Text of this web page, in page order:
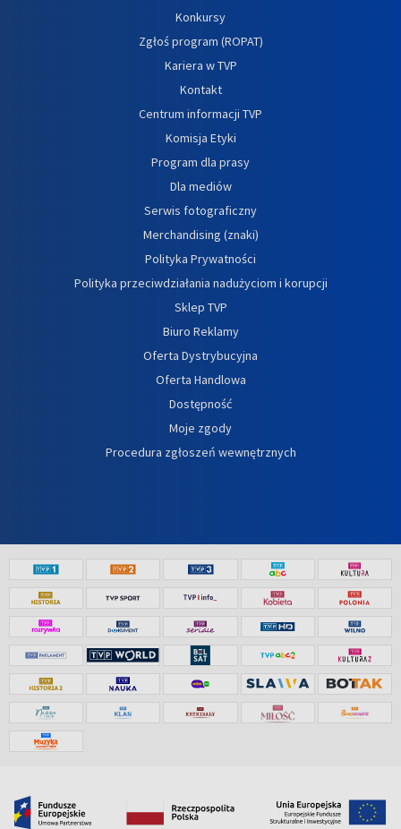
Konkursy
Zgłoś program (ROPAT)
Kariera w TVP
Kontakt
Centrum informacji TVP
Komisja Etyki
Program dla prasy
Dla mediów
Serwis fotograficzny
Merchandising (znaki)
Polityka Prywatności
Polityka przeciwdziałania nadużyciom i korupcji
Sklep TVP
Biuro Reklamy
Oferta Dystrybucyjna
Oferta Handlowa
Dostępność
Moje zgody
Procedura zgłoszeń wewnętrznych